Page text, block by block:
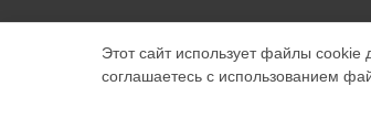
Этот сайт использует файлы cookie
соглашаетесь с использованием